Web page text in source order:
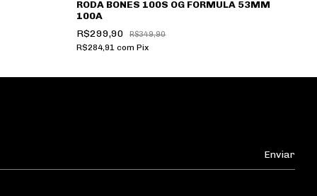
RODA BONES 100S OG FORMULA 53MM
100A
R$299,90
R$349,90
R$284,91com Pix